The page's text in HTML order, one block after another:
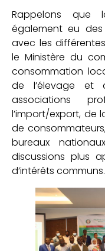
Rappelons que
également eu
avec les
le Ministère du
consommation
de l’élevage et
associations
l’import/export, de
de
bureaux
discussions plus
d’intérêts communs.